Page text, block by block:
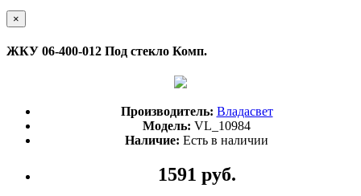
×
ЖКУ 06-400-012 Под стекло Комп.
Производитель: Владасвет
Модель: VL_10984
Наличие: Есть в наличии
1591 руб.